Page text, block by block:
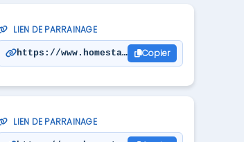
LIEN DE PARRAINAGE
https://www.homestay.com/fr/i/
Copier
LIEN DE PARRAINAGE